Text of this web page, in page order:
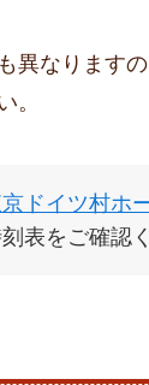
異なります
。
ドイツ村ホ
表をご確認